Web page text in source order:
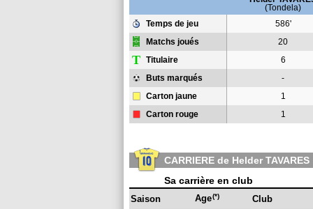
(Tondela)
Temps de jeu
586'
Matchs joués 20
T Titulaire 6
Buts marqués -
Carton jaune 1
Carton rouge 1
CARRIERE de Helder TAVARES
Sa carrière en club
Saison Age(*) Club